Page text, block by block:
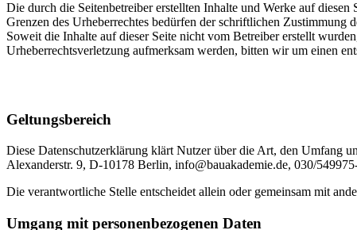
Die durch die Seitenbetreiber erstellten Inhalte und Werke auf
Grenzen des Urheberrechtes bedürfen der schriftlichen
Soweit die Inhalte auf dieser Seite nicht vom Betreiber erstellt
Urheberrechtsverletzung aufmerksam werden, bitten wir um einen
Geltungsbereich
Diese Datenschutzerklärung klärt Nutzer über die Art, den Umfang
Alexanderstr. 9, D-10178 Berlin, info@bauakademie.de, 030/
Die verantwortliche Stelle entscheidet allein oder gemeinsam mit
Umgang mit personenbezogenen Daten